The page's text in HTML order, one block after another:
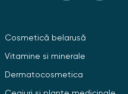
Cosmetică belarusă
Vitamine si minerale
Dermatocosmetica